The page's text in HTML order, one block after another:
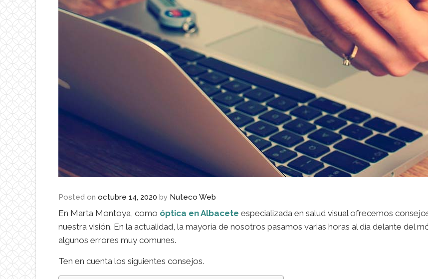
Posted on octubre 14, 2020 by Nuteco Web
En Marta Montoya, como óptica en Albacete especializada en salud visual ofrecemos
nuestra visión. En la actualidad, la mayoría de nosotros pasamos varias horas al día delante del
algunos errores muy comunes.
Ten en cuenta los siguientes consejos.